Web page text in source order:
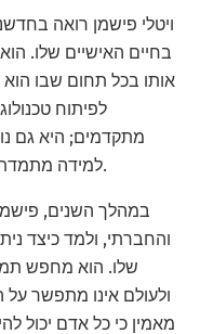
ויטלי פישמן רואה
בחיים האישיים שלו.
אותו בכל תחום שבו הוא
לפיתוח
מתקדמים; היא גם
למידה מתמדת והתמודדות עם אתגרים באופן יצירתי.
במהלך השנים,
והחברתי, ולמד כיצד
שלו. הוא מחפש
ולעולם אינו מתפשר
מאמין כי כל אדם יכול